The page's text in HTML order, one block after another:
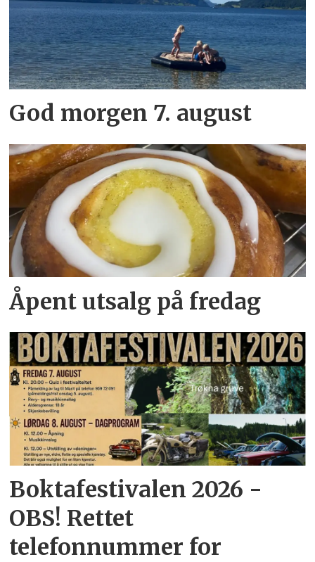
God morgen 7. august
Åpent utsalg på fredag
Boktafestivalen 2026 -
OBS! Rettet
telefonnummer for